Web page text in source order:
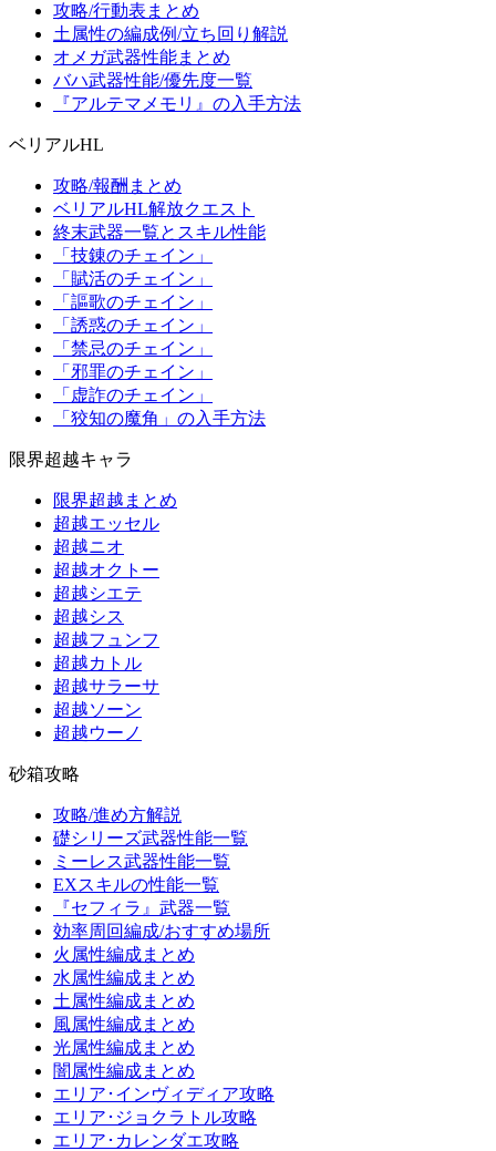
攻略/行動表まとめ
土属性の編成例/立ち回り解説
オメガ武器性能まとめ
バハ武器性能/優先度一覧
『アルテマメモリ』の入手方法
ベリアルHL
攻略/報酬まとめ
ベリアルHL解放クエスト
終末武器一覧とスキル性能
「技錬のチェイン」
「賦活のチェイン」
「謳歌のチェイン」
「誘惑のチェイン」
「禁忌のチェイン」
「邪罪のチェイン」
「虚詐のチェイン」
「狡知の魔角」の入手方法
限界超越キャラ
限界超越まとめ
超越エッセル
超越ニオ
超越オクトー
超越シエテ
超越シス
超越フュンフ
超越カトル
超越サラーサ
超越ソーン
超越ウーノ
砂箱攻略
攻略/進め方解説
礎シリーズ武器性能一覧
ミーレス武器性能一覧
EXスキルの性能一覧
『セフィラ』武器一覧
効率周回編成/おすすめ場所
火属性編成まとめ
水属性編成まとめ
土属性編成まとめ
風属性編成まとめ
光属性編成まとめ
闇属性編成まとめ
エリア･インヴィディア攻略
エリア･ジョクラトル攻略
エリア･カレンダエ攻略